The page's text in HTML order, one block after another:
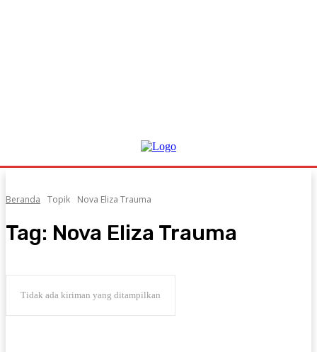
Beranda Topik Nova Eliza Trauma
Tag: Nova Eliza Trauma
Tidak ada kiriman yang ditampilkan